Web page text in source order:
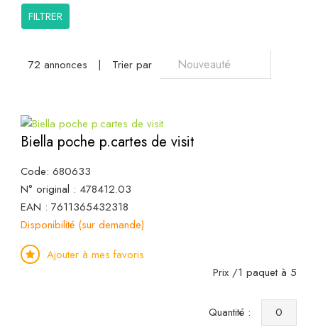
FILTRER
72 annonces | Trier par
Biella poche p.cartes de visit
Code: 680633
N° original : 478412.03
EAN : 7611365432318
Disponibilité (sur demande)
Ajouter à mes favoris
Prix /1 paquet à 5
Quantité :